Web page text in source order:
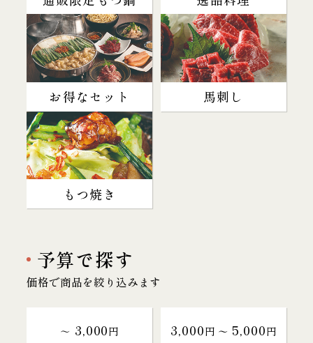
お得なセット 馬刺し
もつ焼き
予算で探す
価格で商品を絞り込みます
～ 3,000円 3,000円 〜 5,000円